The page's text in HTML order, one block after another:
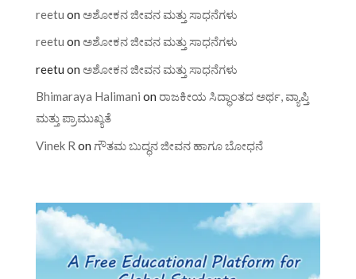
reetu on ಅಶೋಕನ ಜೀವನ ಮತ್ತು ಸಾಧನೆಗಳು
reetu on ಅಶೋಕನ ಜೀವನ ಮತ್ತು ಸಾಧನೆಗಳು
reetu on ಅಶೋಕನ ಜೀವನ ಮತ್ತು ಸಾಧನೆಗಳು
Bhimaraya Halimani on ರಾಜಕೀಯ ಸಿದ್ಧಾಂತದ ಅರ್ಥ, ವ್ಯಾಪ್ತಿ
ಮತ್ತು ಪ್ರಾಮುಖ್ಯತೆ
Vinek R on ಗೌತಮ ಬುದ್ಧನ ಜೀವನ ಹಾಗೂ ಬೋಧನೆ